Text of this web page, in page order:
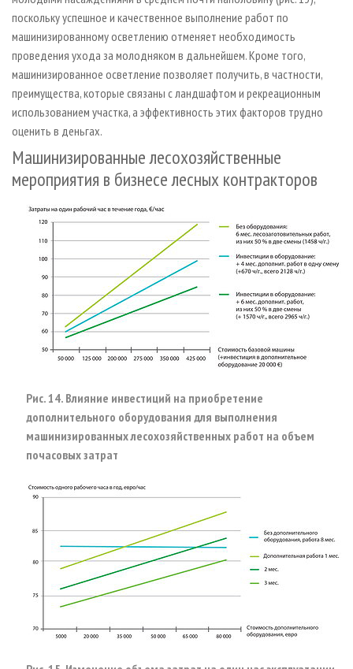
поскольку успешное и качественное выполнение работ по
машинизированному осветлению отменяет необходимость
проведения ухода за молодняком в дальнейшем. Кроме того,
машинизированное осветление позволяет получить, в частности,
преимущества, которые связаны с ландшафтом и рекреационным
использованием участка, а эффективность этих факторов трудно
оценить в деньгах.
Машинизированные лесохозяйственные
мероприятия в бизнесе лесных контракторов
Рис. 14. Влияние инвестиций на приобретение
дополнительного оборудования для выполнения
машинизированных лесохозяйственных работ на объем
почасовых затрат